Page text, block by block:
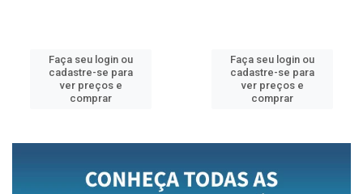
Faça seu login ou
cadastre-se para
ver preços e
comprar
Faça seu login ou
cadastre-se para
ver preços e
comprar